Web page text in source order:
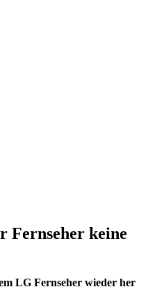
Fernseher keine
LG Fernseher wieder her